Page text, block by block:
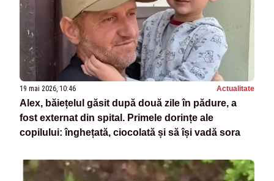
19 mai 2026, 10:46 Actualitate
Alex, băiețelul găsit după două zile în pădure, a
fost externat din spital. Primele dorințe ale
copilului: înghețată, ciocolată și să își vadă sora